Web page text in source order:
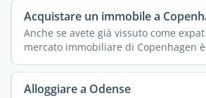
Acquistare un immobile a
Anche se avete già vissuto come
mercato immobiliare di Copenhagen
Alloggiare a Odense